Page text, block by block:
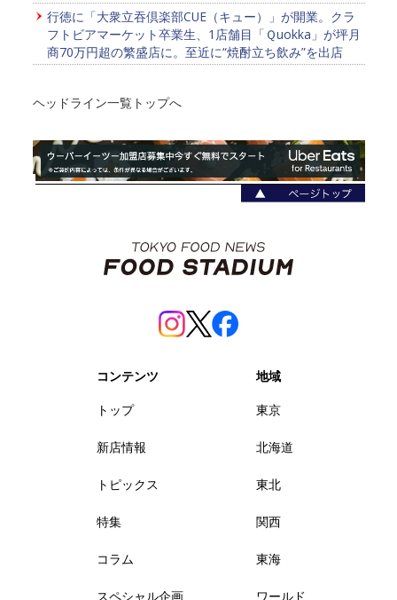
行徳に「大衆立吞倶楽部CUE（キュー）」が開業。クラ
フトビアマーケット卒業生、1店舗目「Ｑuokka」が坪月
商70万円超の繁盛店に。至近に“焼酎立ち飲み”を出店
ヘッドライン一覧トップへ
コンテンツ
トップ
新店情報
トピックス
特集
コラム
スペシャル企画
地域
東京
北海道
東北
関西
東海
ワールド